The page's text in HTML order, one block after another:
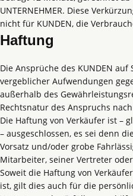
UNTERNEHMER. Diese
nicht für KUNDEN, die
Haftung
Die Ansprüche des KUNDEN auf
vergeblicher Aufwendungen
außerhalb des
Rechtsnatur des Anspruchs
Die Haftung von Verkäufer ist –
– ausgeschlossen, es sei denn
Vorsatz und/oder grobe
Mitarbeiter, seiner Vertreter
Soweit die Haftung von
ist, gilt dies auch für die